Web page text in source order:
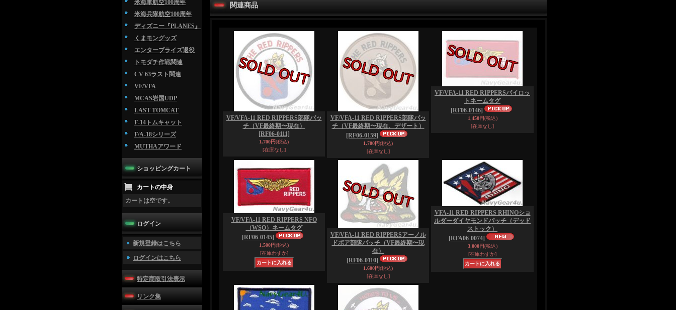
米海軍航空100周年
米海兵隊航空100周年
ディズニー『PLANES』
くまモングッズ
エンタープライズ退役
トモダチ作戦関連
CV-63ラスト関連
VF/VFA
MCAS岩国UDP
LAST TOMCAT
F-14トムキャット
F/A-18シリーズ
MUTHAアワード
ショッピングカート
カートの中身
カートは空です。
ログイン
新規登録はこちら
ログインはこちら
特定商取引法表示
リンク集
関連商品
VF/VFA-11 RED RIPPERS部隊パッ
チ（VF最終期〜現在）
[RF06-0111]
1,700円(税込)
[在庫なし]
VF/VFA-11 RED RIPPERS部隊パッ
チ（VF最終期〜現在、デザート）
[RF06-0159]
1,700円(税込)
[在庫なし]
VF/VFA-11 RED RIPPERSパイロッ
トネームタグ
[RF06-0146]
1,450円(税込)
[在庫なし]
VF/VFA-11 RED RIPPERS NFO
（WSO）ネームタグ
[RF06-0145]
1,500円(税込)
[在庫わずか]
VF/VFA-11 RED RIPPERSアーノル
ドボア部隊パッチ（VF最終期〜現
在）
[RF06-0110]
1,600円(税込)
[在庫なし]
VFA-11 RED RIPPERS RHINOショ
ルダーダイヤモンドパッチ（デッド
ストック）
[RFA06-0074]
3,000円(税込)
[在庫わずか]